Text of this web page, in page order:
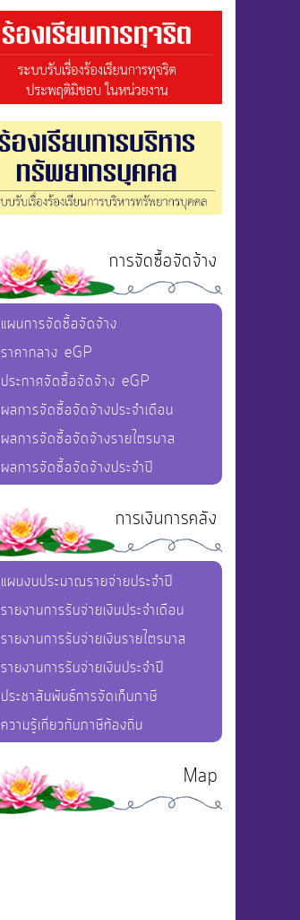
การจัดซื้อจัดจ้าง
แผนการจัดซื้อจัดจ้าง
ราคากลาง eGP
ประกาศจัดซื้อจัดจ้าง eGP
ผลการจัดซื้อจัดจ้างประจำเดือน
ผลการจัดซื้อจัดจ้างรายไตรมาส
ผลการจัดซื้อจัดจ้างประจำปี
การเงินการคลัง
แผนงบประมาณรายจ่ายประจำปี
รายงานการรับจ่ายเงินประจำเดือน
รายงานการรับจ่ายเงินรายไตรมาส
รายงานการรับจ่ายเงินประจำปี
ประชาสัมพันธ์การจัดเก็บภาษี
ความรู้เกี่ยวกับภาษีท้องถิ่น
Map